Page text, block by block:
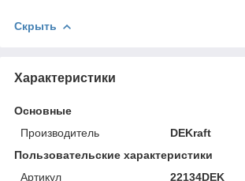
Скрыть
Характеристики
Основные
Производитель
DEKraft
Пользовательские характеристики
Артикул
22134DEK